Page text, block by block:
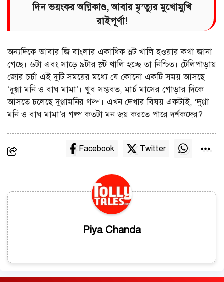
দিন ভয়ংকর অগ্নিকাণ্ড, আবার মৃ’ত্যুর মুখোমুখি
রাইপূর্ণা!
অন্যদিকে আবার জি বাংলার একাধিক স্লট খালি হওয়ার কথা জানা
গেছে। ৬টা এবং সাড়ে ৯টার স্লট খালি হচ্ছে তা নিশ্চিত। টেলিপাড়ায়
জোর চর্চা এই দুটি সময়ের মধ্যে যে কোনো একটি সময় আসছে
‘দুগ্গা মনি ও বাঘ মামা’। খুব সম্ভবত, মার্চ মাসের গোড়ার দিকে
আসতে চলেছে দুগ্গামনির গল্প। এখন দেখার বিষয় একটাই, ‘দুগ্গা
মনি ও বাঘ মামা’র গল্প কতটা মন জয় করতে পারে দর্শকদের?
Facebook Twitter
Piya Chanda